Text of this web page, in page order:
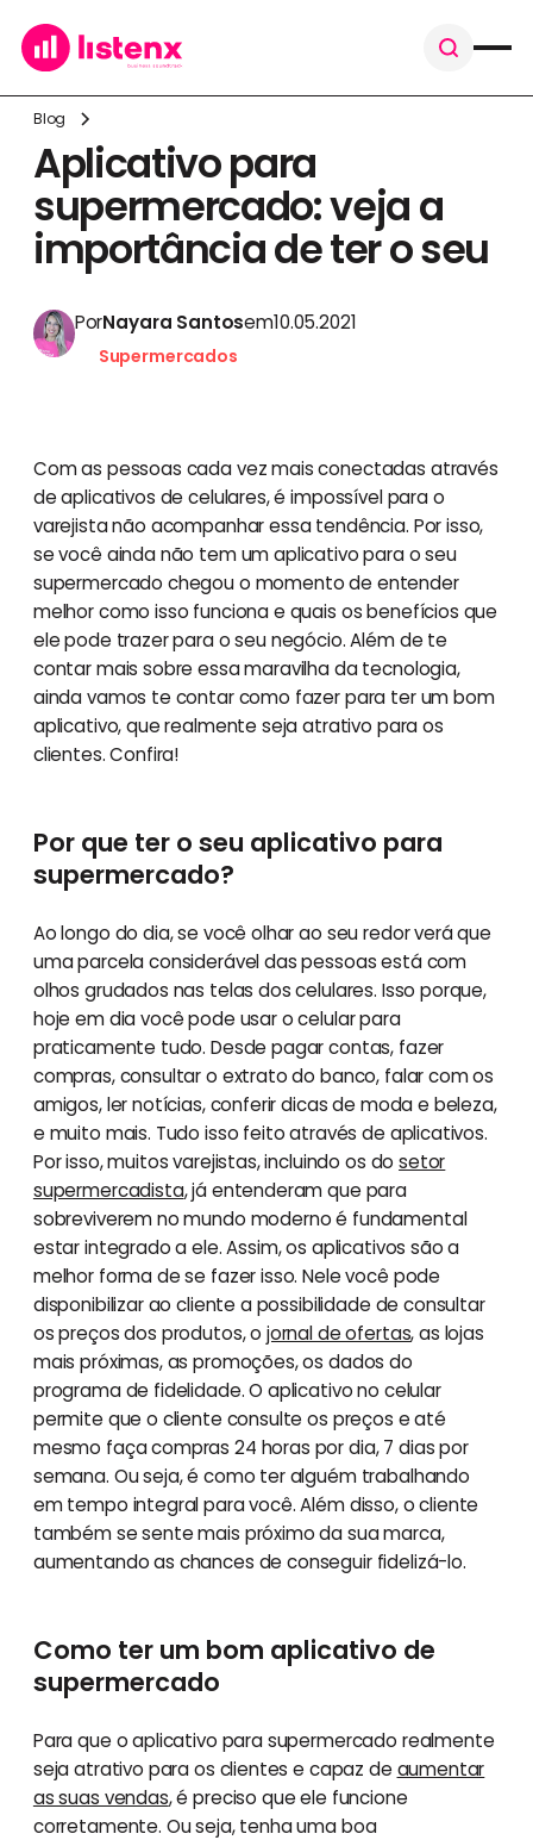
Blog
Aplicativo para
supermercado: veja a
importância de ter o seu
PorNayara Santosem10.05.2021
Supermercados
Com as pessoas cada vez mais conectadas através
de aplicativos de celulares, é impossível para o
varejista não acompanhar essa tendência. Por isso,
se você ainda não tem um aplicativo para o seu
supermercado chegou o momento de entender
melhor como isso funciona e quais os benefícios que
ele pode trazer para o seu negócio. Além de te
contar mais sobre essa maravilha da tecnologia,
ainda vamos te contar como fazer para ter um bom
aplicativo, que realmente seja atrativo para os
clientes. Confira!
Por que ter o seu aplicativo para
supermercado?
Ao longo do dia, se você olhar ao seu redor verá que
uma parcela considerável das pessoas está com
olhos grudados nas telas dos celulares. Isso porque,
hoje em dia você pode usar o celular para
praticamente tudo. Desde pagar contas, fazer
compras, consultar o extrato do banco, falar com os
amigos, ler notícias, conferir dicas de moda e beleza,
e muito mais. Tudo isso feito através de aplicativos.
Por isso, muitos varejistas, incluindo os dosetor
supermercadista, já entenderam que para
sobreviverem no mundo moderno é fundamental
estar integrado a ele. Assim, os aplicativos são a
melhor forma de se fazer isso. Nele você pode
disponibilizar ao cliente a possibilidade de consultar
os preços dos produtos, o jornal de ofertas, as lojas
mais próximas, as promoções, os dados do
programa de fidelidade. O aplicativo no celular
permite que o cliente consulte os preços e até
mesmo faça compras 24 horas por dia, 7 dias por
semana. Ou seja, é como ter alguém trabalhando
em tempo integral para você. Além disso, o cliente
também se sente mais próximo da sua marca,
aumentando as chances de conseguir fidelizá-lo.
Como ter um bom aplicativo de
supermercado
Para que o aplicativo para supermercado realmente
seja atrativo para os clientes e capaz de aumentar
as suas vendas, é preciso que ele funcione
corretamente. Ou seja, tenha uma boa